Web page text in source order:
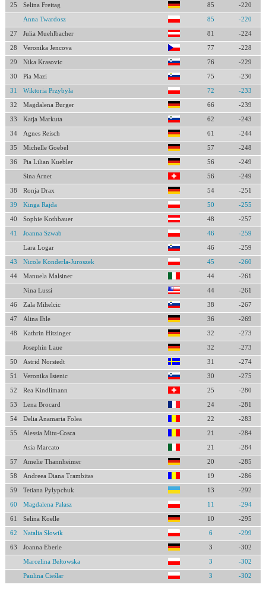
25 Selina Freitag 85 -220
Anna Twardosz 85 -220
27 Julia Muehlbacher 81 -224
28 Veronika Jencova 77 -228
29 Nika Krasovic 76 -229
30 Pia Mazi 75 -230
31 Wiktoria Przybyła 72 -233
32 Magdalena Burger 66 -239
33 Katja Markuta 62 -243
34 Agnes Reisch 61 -244
35 Michelle Goebel 57 -248
36 Pia Lilian Kuebler 56 -249
Sina Arnet 56 -249
38 Ronja Drax 54 -251
39 Kinga Rajda 50 -255
40 Sophie Kothbauer 48 -257
41 Joanna Szwab 46 -259
Lara Logar 46 -259
43 Nicole Konderla-Juroszek 45 -260
44 Manuela Malsiner 44 -261
Nina Lussi 44 -261
46 Zala Mihelcic 38 -267
47 Alina Ihle 36 -269
48 Kathrin Hitzinger 32 -273
Josephin Laue 32 -273
50 Astrid Norstedt 31 -274
51 Veronika Istenic 30 -275
52 Rea Kindlimann 25 -280
53 Lena Brocard 24 -281
54 Delia Anamaria Folea 22 -283
55 Alessia Mitu-Cosca 21 -284
Asia Marcato 21 -284
57 Amelie Thannheimer 20 -285
58 Andreea Diana Trambitas 19 -286
59 Tetiana Pylypchuk 13 -292
60 Magdalena Pałasz 11 -294
61 Selina Koelle 10 -295
62 Natalia Słowik 6 -299
63 Joanna Eberle 3 -302
Marcelina Bełtowska 3 -302
Paulina Cieślar 3 -302